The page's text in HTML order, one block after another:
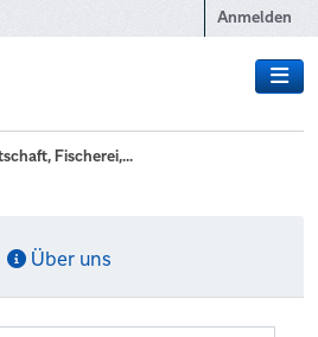
Anmelden
Fischerei,...
Über uns